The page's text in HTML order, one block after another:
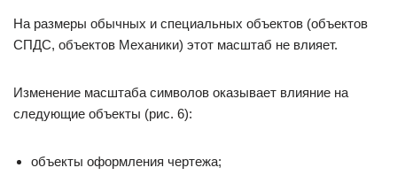
На размеры обычных и специальных объектов (объектов
СПДС, объектов Механики) этот масштаб не влияет.
Изменение масштаба символов оказывает влияние на
следующие объекты (рис. 6):
объекты оформления чертежа;